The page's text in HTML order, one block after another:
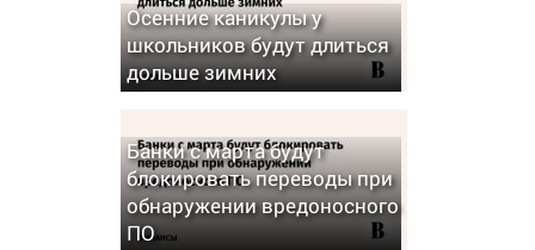
Осенние каникулы у
школьников будут длиться
дольше зимних
Банки с марта будут
блокировать переводы при
обнаружении вредоносного
ПО